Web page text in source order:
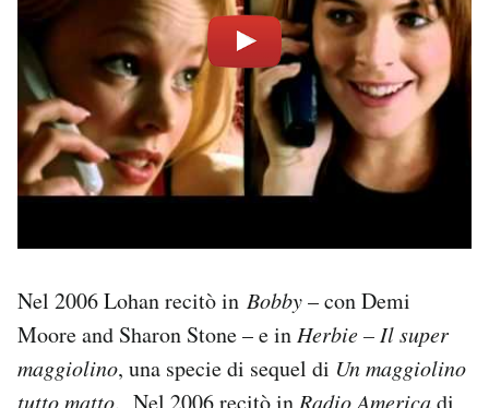
Nel 2006 Lohan recitò in Bobby– con Demi
Moore and Sharon Stone – e in Herbie – Il super
maggiolino, una specie di sequel di Un maggiolino
tutto matto. Nel 2006 recitò in Radio Americadi